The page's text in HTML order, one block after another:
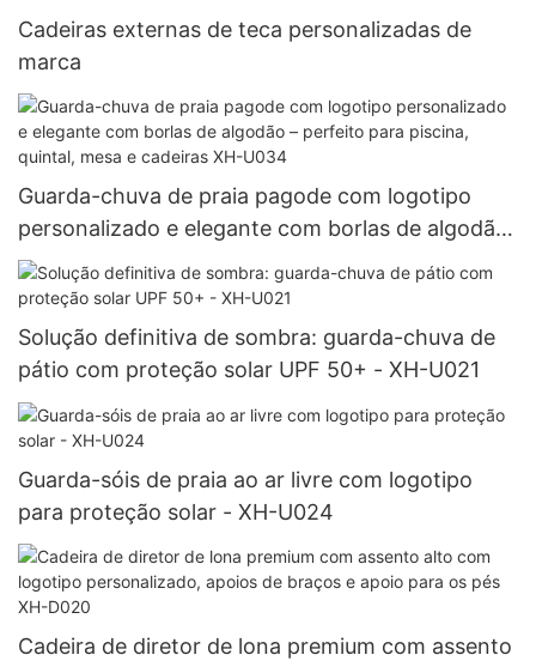
Cadeiras externas de teca personalizadas de
marca
Guarda-chuva de praia pagode com logotipo
personalizado e elegante com borlas de algodão
– perfeito para piscina, quintal, mesa e cadeiras
XH-U034
Solução definitiva de sombra: guarda-chuva de
pátio com proteção solar UPF 50+ - XH-U021
Guarda-sóis de praia ao ar livre com logotipo
para proteção solar - XH-U024
Cadeira de diretor de lona premium com assento